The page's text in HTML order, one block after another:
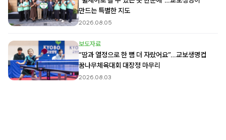
만드는 특별한 지도
2026.08.05
보도자료
“땀과 열정으로 한 뼘 더 자랐어요”…교보생명컵
꿈나무체육대회 대장정 마무리
2026.08.03